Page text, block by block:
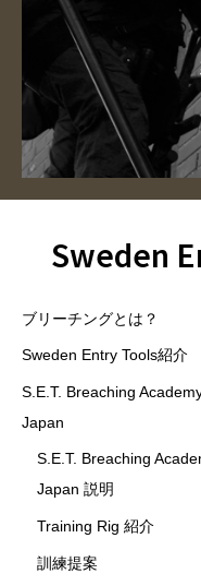
Sweden
ブリーチングとは？
Sweden Entry Tools紹介
S.E.T. Breaching
Japan
S.E.T. Breaching
Japan 説明
Training Rig 紹介
訓練提案